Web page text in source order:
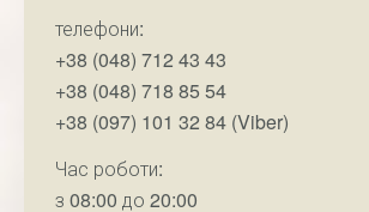
телефони:
+38 (048) 712 43 43
+38 (048) 718 85 54
+38 (097) 101 32 84 (Viber)
Час роботи:
з 08:00 до 20:00